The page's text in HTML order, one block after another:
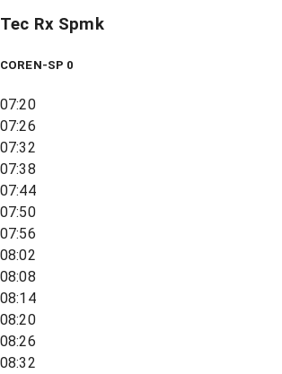
Tec Rx Spmk
COREN-SP 0
07:20
07:26
07:32
07:38
07:44
07:50
07:56
08:02
08:08
08:14
08:20
08:26
08:32